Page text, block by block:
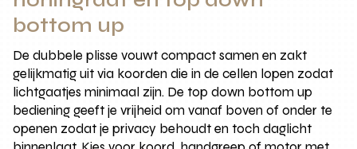
bottom up
De dubbele plisse vouwt compact samen en zakt
gelijkmatig uit via koorden die in de cellen lopen zodat
lichtgaatjes minimaal zijn. De top down bottom up
bediening geeft je vrijheid om vanaf boven of onder te
openen zodat je privacy behoudt en toch daglicht